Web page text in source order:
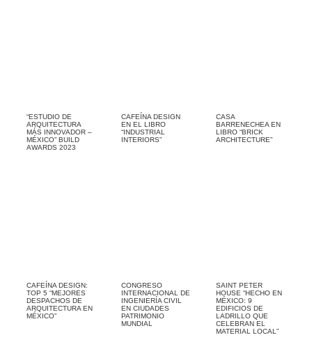
“ESTUDIO DE
ARQUITECTURA
MÁS INNOVADOR –
MÉXICO” BUILD
AWARDS 2023
CAFEÍNA DESIGN
EN EL LIBRO
“INDUSTRIAL
INTERIORS”
CASA
BARRENECHEA EN
LIBRO “BRICK
ARCHITECTURE”
CAFEÍNA DESIGN:
TOP 5 “MEJORES
DESPACHOS DE
ARQUITECTURA EN
MÉXICO”
CONGRESO
INTERNACIONAL DE
INGENIERÍA CIVIL
EN CIUDADES
PATRIMONIO
MUNDIAL
SAINT PETER
HOUSE “HECHO EN
MÉXICO: 9
EDIFICIOS DE
LADRILLO QUE
CELEBRAN EL
MATERIAL LOCAL”